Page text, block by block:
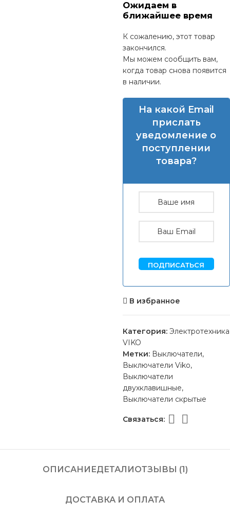
Ожидаем в
ближайшее время
К сожалению, этот товар
закончился.
Мы можем сообщить вам,
когда товар снова появится
в наличии.
На какой Email
прислать
уведомление о
поступлении
товара?
ПОДПИСАТЬСЯ
В избранное
Категория: Электротехника
VIKO
Метки: Выключатели,
Выключатели Viko,
Выключатели
двухклавишные,
Выключатели скрытые
Связаться:
ОПИСАНИЕДЕТАЛИОТЗЫВЫ (1)
ДОСТАВКА И ОПЛАТА